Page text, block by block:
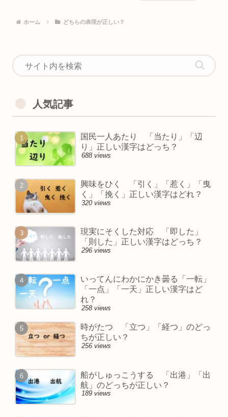
ホーム どちらの表現が正しい？
人気記事
国民一人あたり 「当たり」「辺
り」正しい漢字はどっち？
688 views
興味をひく 「引く」「惹く」「曳
く」「挽く」正しい漢字はどれ？
320 views
現実にそくした対応 「即した」
「則した」正しい漢字はどっち？
296 views
いってんにわかにかき曇る「一転」
「一点」「一天」正しい漢字はど
れ？
258 views
時がたつ 「立つ」「経つ」のどっ
ちが正しい？
256 views
船がしゅっこうする 「出港」「出
航」のどっちが正しい？
189 views